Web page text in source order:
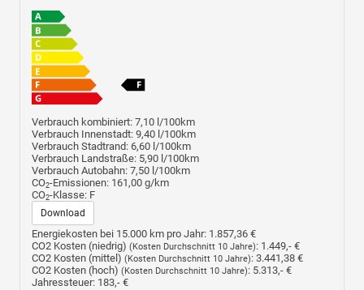
Verbrauch kombiniert: 7,10 l/100km
Verbrauch Innenstadt: 9,40 l/100km
Verbrauch Stadtrand: 6,60 l/100km
Verbrauch Landstraße: 5,90 l/100km
Verbrauch Autobahn: 7,50 l/100km
CO2-Emissionen: 161,00 g/km
CO2-Klasse: F
Download
Energiekosten bei 15.000 km pro Jahr: 1.857,36 €
CO2 Kosten (niedrig) (Kosten Durchschnitt 10 Jahre): 1.449,- €
CO2 Kosten (mittel) (Kosten Durchschnitt 10 Jahre): 3.441,38 €
CO2 Kosten (hoch) (Kosten Durchschnitt 10 Jahre): 5.313,- €
Jahressteuer: 183,- €